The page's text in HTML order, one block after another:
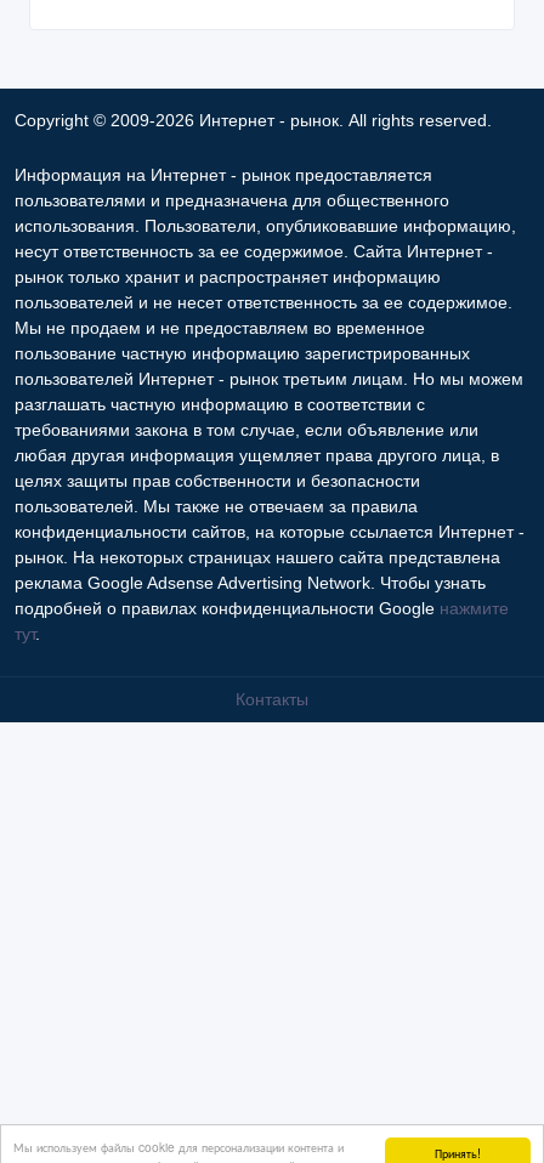
Принять!
Мы используем файлы cookie для персонализации контента и
Copyright © 2009-2026 Интернет - рынок. All rights reserved.
Информация на Интернет - рынок предоставляется
пользователями и предназначена для общественного
использования. Пользователи, опубликовавшие информацию,
несут ответственность за ее содержимое. Сайта Интернет -
рынок только хранит и распространяет информацию
пользователей и не несет ответственность за ее содержимое.
Мы не продаем и не предоставляем во временное
пользование частную информацию зарегистрированных
пользователей Интернет - рынок третьим лицам. Но мы можем
разглашать частную информацию в соответствии с
требованиями закона в том случае, если объявление или
любая другая информация ущемляет права другого лица, в
целях защиты прав собственности и безопасности
пользователей. Мы также не отвечаем за правила
конфиденциальности сайтов, на которые ссылается Интернет -
рынок. На некоторых страницах нашего сайта представлена
реклама Google Adsense Advertising Network. Чтобы узнать
подробней о правилах конфиденциальности Google нажмите
тут.
Контакты